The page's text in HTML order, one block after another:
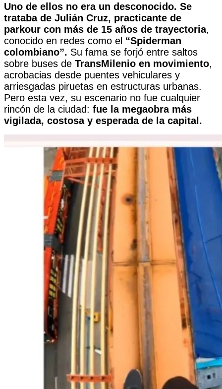
Uno de ellos no era un desconocido. Se
trataba de Julián Cruz, practicante de
parkour con más de 15 años de trayectoria,
conocido en redes como el “Spiderman
colombiano”. Su fama se forjó entre saltos
sobre buses de TransMilenio en movimiento,
acrobacias desde puentes vehiculares y
arriesgadas piruetas en estructuras urbanas.
Pero esta vez, su escenario no fue cualquier
rincón de la ciudad: fue la megaobra más
vigilada, costosa y esperada de la capital.